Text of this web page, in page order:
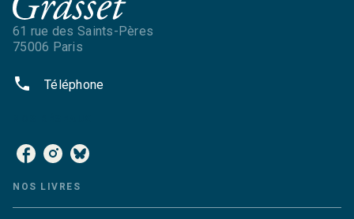
61 rue des Saints-Pères
75006 Paris
phone Téléphone
NOS LIVRES